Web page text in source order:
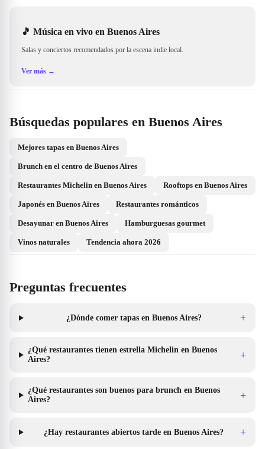
🎵 Música en vivo en Buenos Aires
Salas y conciertos recomendados por la escena indie local.
Ver más →
Búsquedas populares en Buenos Aires
Mejores tapas en Buenos Aires
Brunch en el centro de Buenos Aires
Restaurantes Michelin en Buenos Aires Rooftops en Buenos Aires
Japonés en Buenos Aires Restaurantes románticos
Desayunar en Buenos Aires Hamburguesas gourmet
Vinos naturales Tendencia ahora 2026
Preguntas frecuentes
¿Dónde comer tapas en Buenos Aires? +
¿Qué restaurantes tienen estrella Michelin en Buenos
Aires?
+
¿Qué restaurantes son buenos para brunch en Buenos
Aires?
+
¿Hay restaurantes abiertos tarde en Buenos Aires? +